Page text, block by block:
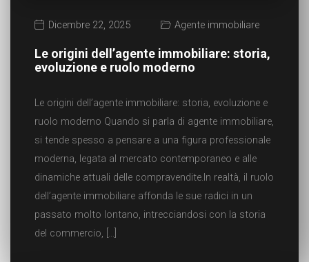
Dicembre 22, 2025 Agente immobiliare
Le origini dell’agente immobiliare: storia,
evoluzione e ruolo moderno
Le origini dell’agente immobiliare: storia, evoluzione e
ruolo moderno Quando si parla di agente immobiliare,
si tende spesso a pensare a una figura professionale
moderna, legata al mercato contemporaneo e alle
dinamiche attuali delle compravendite.In realtà, il ruolo
dell’agente immobiliare affonda le sue radici in un
passato molto lontano, intrecciandosi con la storia
del commercio, […]